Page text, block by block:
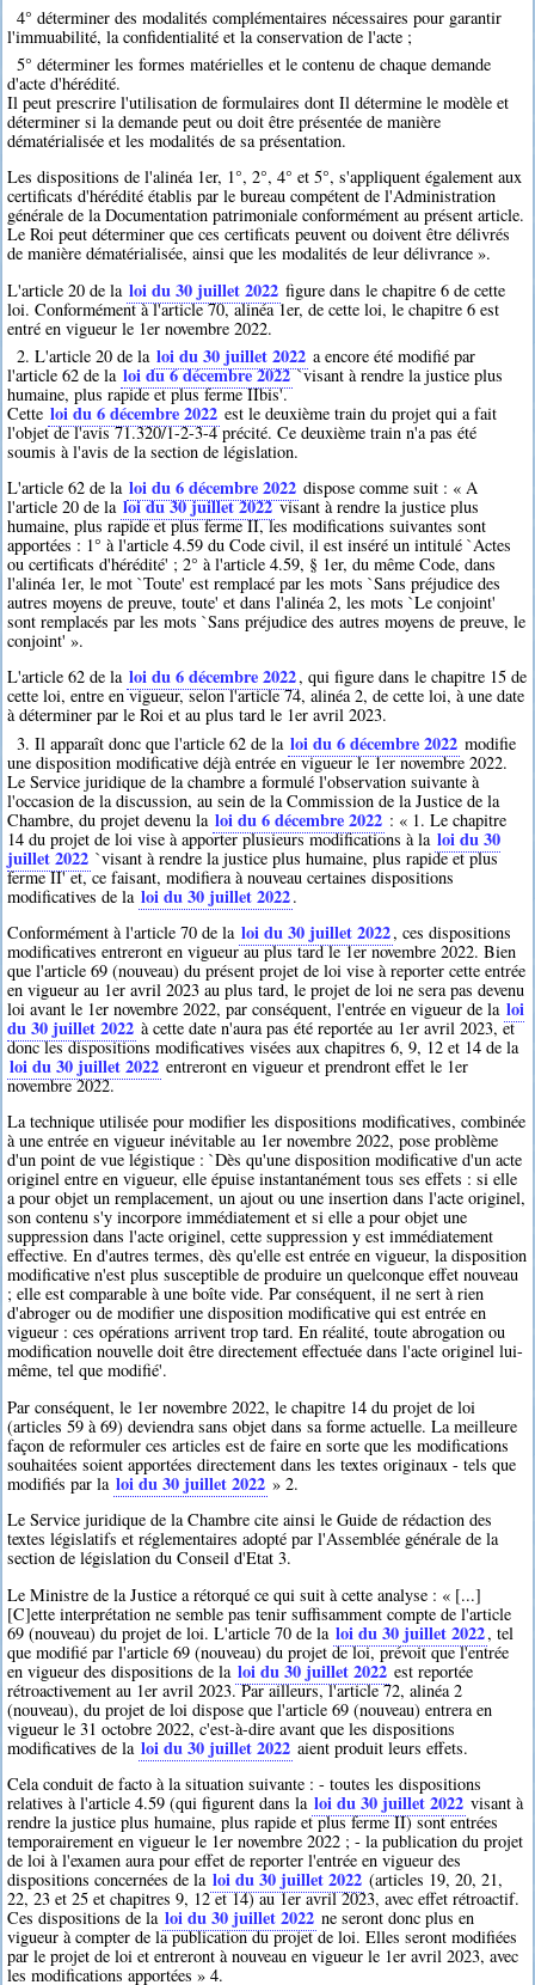
4° déterminer des modalités complémentaires nécessaires pour garantir
l'immuabilité, la confidentialité et la conservation de l'acte ;
5° déterminer les formes matérielles et le contenu de chaque demande
d'acte d'hérédité.
Il peut prescrire l'utilisation de formulaires dont Il détermine le modèle et
déterminer si la demande peut ou doit être présentée de manière
dématérialisée et les modalités de sa présentation.
Les dispositions de l'alinéa 1er, 1°, 2°, 4° et 5°, s'appliquent également aux
certificats d'hérédité établis par le bureau compétent de l'Administration
générale de la Documentation patrimoniale conformément au présent article.
Le Roi peut déterminer que ces certificats peuvent ou doivent être délivrés
de manière dématérialisée, ainsi que les modalités de leur délivrance ».
L'article 20 de la loi du 30 juillet 2022 figure dans le chapitre 6 de cette
loi. Conformément à l'article 70, alinéa 1er, de cette loi, le chapitre 6 est
entré en vigueur le 1er novembre 2022.
2. L'article 20 de la loi du 30 juillet 2022 a encore été modifié par
l'article 62 de la loi du 6 décembre 2022`visant à rendre la justice plus
humaine, plus rapide et plus ferme IIbis'.
Cette loi du 6 décembre 2022 est le deuxième train du projet qui a fait
l'objet de l'avis 71.320/1-2-3-4 précité. Ce deuxième train n'a pas été
soumis à l'avis de la section de législation.
L'article 62 de la loi du 6 décembre 2022 dispose comme suit : « A
l'article 20 de la loi du 30 juillet 2022visant à rendre la justice plus
humaine, plus rapide et plus ferme II, les modifications suivantes sont
apportées : 1° à l'article 4.59 du Code civil, il est inséré un intitulé `Actes
ou certificats d'hérédité' ; 2° à l'article 4.59, § 1er, du même Code, dans
l'alinéa 1er, le mot `Toute' est remplacé par les mots `Sans préjudice des
autres moyens de preuve, toute' et dans l'alinéa 2, les mots `Le conjoint'
sont remplacés par les mots `Sans préjudice des autres moyens de preuve, le
conjoint' ».
L'article 62 de la loi du 6 décembre 2022, qui figure dans le chapitre 15 de
cette loi, entre en vigueur, selon l'article 74, alinéa 2, de cette loi, à une date
à déterminer par le Roi et au plus tard le 1er avril 2023.
3. Il apparaît donc que l'article 62 de la loi du 6 décembre 2022 modifie
une disposition modificative déjà entrée en vigueur le 1er novembre 2022.
Le Service juridique de la chambre a formulé l'observation suivante à
l'occasion de la discussion, au sein de la Commission de la Justice de la
Chambre, du projet devenu la loi du 6 décembre 2022 : « 1. Le chapitre
14 du projet de loi vise à apporter plusieurs modifications à la loi du 30
juillet 2022 `visant à rendre la justice plus humaine, plus rapide et plus
ferme II' et, ce faisant, modifiera à nouveau certaines dispositions
modificatives de la loi du 30 juillet 2022.
Conformément à l'article 70 de la loi du 30 juillet 2022, ces dispositions
modificatives entreront en vigueur au plus tard le 1er novembre 2022. Bien
que l'article 69 (nouveau) du présent projet de loi vise à reporter cette entrée
en vigueur au 1er avril 2023 au plus tard, le projet de loi ne sera pas devenu
loi avant le 1er novembre 2022, par conséquent, l'entrée en vigueur de la loi
du 30 juillet 2022 à cette date n'aura pas été reportée au 1er avril 2023, et
donc les dispositions modificatives visées aux chapitres 6, 9, 12 et 14 de la
loi du 30 juillet 2022 entreront en vigueur et prendront effet le 1er
novembre 2022.
La technique utilisée pour modifier les dispositions modificatives, combinée
à une entrée en vigueur inévitable au 1er novembre 2022, pose problème
d'un point de vue légistique : `Dès qu'une disposition modificative d'un acte
originel entre en vigueur, elle épuise instantanément tous ses effets : si elle
a pour objet un remplacement, un ajout ou une insertion dans l'acte originel,
son contenu s'y incorpore immédiatement et si elle a pour objet une
suppression dans l'acte originel, cette suppression y est immédiatement
effective. En d'autres termes, dès qu'elle est entrée en vigueur, la disposition
modificative n'est plus susceptible de produire un quelconque effet nouveau
; elle est comparable à une boîte vide. Par conséquent, il ne sert à rien
d'abroger ou de modifier une disposition modificative qui est entrée en
vigueur : ces opérations arrivent trop tard. En réalité, toute abrogation ou
modification nouvelle doit être directement effectuée dans l'acte originel lui-
même, tel que modifié'.
Par conséquent, le 1er novembre 2022, le chapitre 14 du projet de loi
(articles 59 à 69) deviendra sans objet dans sa forme actuelle. La meilleure
façon de reformuler ces articles est de faire en sorte que les modifications
souhaitées soient apportées directement dans les textes originaux - tels que
modifiés par la loi du 30 juillet 2022 » 2.
Le Service juridique de la Chambre cite ainsi le Guide de rédaction des
textes législatifs et réglementaires adopté par l'Assemblée générale de la
section de législation du Conseil d'Etat 3.
Le Ministre de la Justice a rétorqué ce qui suit à cette analyse : « [...]
[C]ette interprétation ne semble pas tenir suffisamment compte de l'article
69 (nouveau) du projet de loi. L'article 70 de la loi du 30 juillet 2022, tel
que modifié par l'article 69 (nouveau) du projet de loi, prévoit que l'entrée
en vigueur des dispositions de la loi du 30 juillet 2022 est reportée
rétroactivement au 1er avril 2023. Par ailleurs, l'article 72, alinéa 2
(nouveau), du projet de loi dispose que l'article 69 (nouveau) entrera en
vigueur le 31 octobre 2022, c'est-à-dire avant que les dispositions
modificatives de la loi du 30 juillet 2022 aient produit leurs effets.
Cela conduit de facto à la situation suivante : - toutes les dispositions
relatives à l'article 4.59 (qui figurent dans la loi du 30 juillet 2022 visant à
rendre la justice plus humaine, plus rapide et plus ferme II) sont entrées
temporairement en vigueur le 1er novembre 2022 ; - la publication du projet
de loi à l'examen aura pour effet de reporter l'entrée en vigueur des
dispositions concernées de la loi du 30 juillet 2022 (articles 19, 20, 21,
22, 23 et 25 et chapitres 9, 12 et 14) au 1er avril 2023, avec effet rétroactif.
Ces dispositions de la loi du 30 juillet 2022 ne seront donc plus en
vigueur à compter de la publication du projet de loi. Elles seront modifiées
par le projet de loi et entreront à nouveau en vigueur le 1er avril 2023, avec
les modifications apportées » 4.